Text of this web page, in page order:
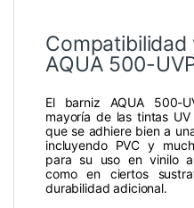
AQUA 500-
El barniz AQUA 500-
mayoría de las tintas
que se adhiere bien a
incluyendo PVC y
para su uso en vinilo
como en ciertos
durabilidad adicional.